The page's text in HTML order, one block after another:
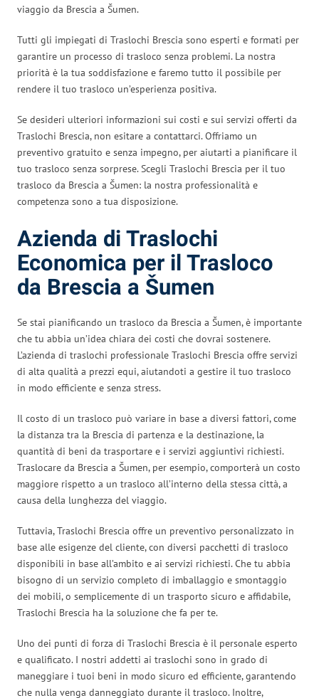
viaggio da Brescia a Šumen.
Tutti gli impiegati di Traslochi Brescia sono esperti e formati per
garantire un processo di trasloco senza problemi. La nostra
priorità è la tua soddisfazione e faremo tutto il possibile per
rendere il tuo trasloco un’esperienza positiva.
Se desideri ulteriori informazioni sui costi e sui servizi offerti da
Traslochi Brescia, non esitare a contattarci. Offriamo un
preventivo gratuito e senza impegno, per aiutarti a pianificare il
tuo trasloco senza sorprese. Scegli Traslochi Brescia per il tuo
trasloco da Brescia a Šumen: la nostra professionalità e
competenza sono a tua disposizione.
Azienda di Traslochi
Economica per il Trasloco
da Brescia a Šumen
Se stai pianificando un trasloco da Brescia a Šumen, è importante
che tu abbia un’idea chiara dei costi che dovrai sostenere.
L’azienda di traslochi professionale Traslochi Brescia offre servizi
di alta qualità a prezzi equi, aiutandoti a gestire il tuo trasloco
in modo efficiente e senza stress.
Il costo di un trasloco può variare in base a diversi fattori, come
la distanza tra la Brescia di partenza e la destinazione, la
quantità di beni da trasportare e i servizi aggiuntivi richiesti.
Traslocare da Brescia a Šumen, per esempio, comporterà un costo
maggiore rispetto a un trasloco all’interno della stessa città, a
causa della lunghezza del viaggio.
Tuttavia, Traslochi Brescia offre un preventivo personalizzato in
base alle esigenze del cliente, con diversi pacchetti di trasloco
disponibili in base all’ambito e ai servizi richiesti. Che tu abbia
bisogno di un servizio completo di imballaggio e smontaggio
dei mobili, o semplicemente di un trasporto sicuro e affidabile,
Traslochi Brescia ha la soluzione che fa per te.
Uno dei punti di forza di Traslochi Brescia è il personale esperto
e qualificato. I nostri addetti ai traslochi sono in grado di
maneggiare i tuoi beni in modo sicuro ed efficiente, garantendo
che nulla venga danneggiato durante il trasloco. Inoltre,